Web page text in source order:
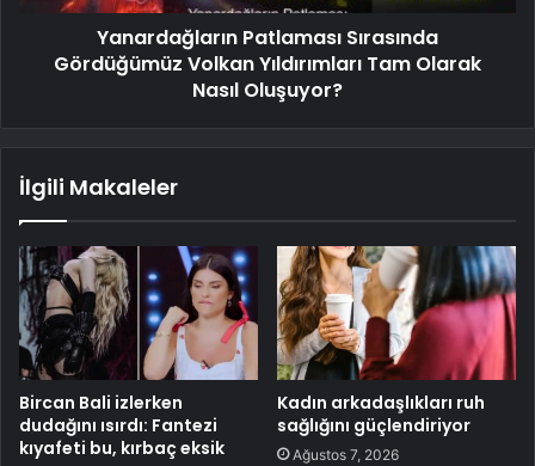
Yanardağların Patlaması Sırasında
Gördüğümüz Volkan Yıldırımları Tam Olarak
Nasıl Oluşuyor?
İlgili Makaleler
Bircan Bali izlerken
dudağını ısırdı: Fantezi
kıyafeti bu, kırbaç eksik
Kadın arkadaşlıkları ruh
sağlığını güçlendiriyor
Ağustos 7, 2026